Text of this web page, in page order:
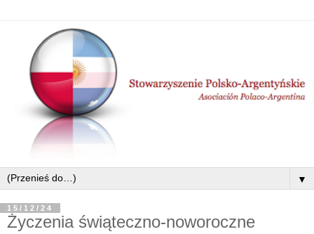
▼
15/12/24
Życzenia świąteczno-noworoczne